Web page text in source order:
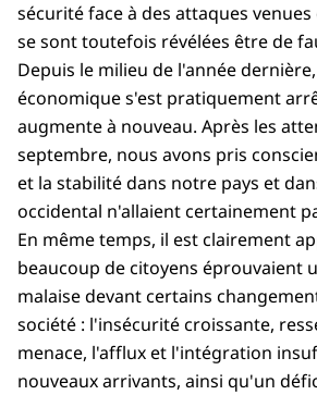
sécurité face à des attaques venues
se sont toutefois révélées être de
Depuis le milieu de l'année
économique s'est pratiquement
augmente à nouveau. Après les
septembre, nous avons pris
et la stabilité dans notre pays et
occidental n'allaient certainement
En même temps, il est clairement
beaucoup de citoyens éprouvaient
malaise devant certains
société : l'insécurité croissante,
menace, l'afflux et l'intégration
nouveaux arrivants, ainsi qu'un